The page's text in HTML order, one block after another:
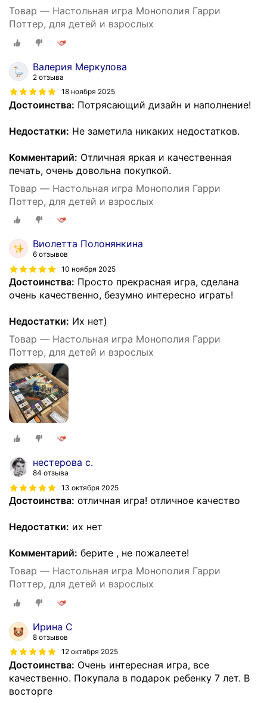
Товар — Настольная игра Монополия Гарри
Поттер, для детей и взрослых
Валерия Меркулова
2 отзыва
18 ноября 2025
Достоинства: Потрясающий дизайн и наполнение!
Недостатки: Не заметила никаких недостатков.
Комментарий: Отличная яркая и качественная
печать, очень довольна покупкой.
Товар — Настольная игра Монополия Гарри
Поттер, для детей и взрослых
Виолетта Полонянкина
6 отзывов
10 ноября 2025
Достоинства: Просто прекрасная игра, сделана
очень качественно, безумно интересно играть!
Недостатки: Их нет)
Товар — Настольная игра Монополия Гарри
Поттер, для детей и взрослых
нестерова с.
84 отзыва
13 октября 2025
Достоинства: отличная игра! отличное качество
Недостатки: их нет
Комментарий: берите , не пожалеете!
Товар — Настольная игра Монополия Гарри
Поттер, для детей и взрослых
Ирина С
8 отзывов
12 октября 2025
Достоинства: Очень интересная игра, все
качественно. Покупала в подарок ребенку 7 лет. В
восторге